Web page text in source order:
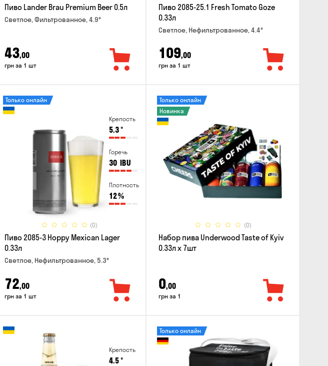
Пиво Lander Brau Premium Beer 0.5л
Светлое, Фильтрованное, 4.9°
43,00
грн за 1 шт
Пиво 2085-25.1 Fresh Tomato Goze
0.33л
Светлое, Нефильтрованное, 4.4°
109,00
грн за 1 шт
Крепость
5.3°
Горечь
30 IBU
Плотность
12%
(0)
Только онлайн
Пиво 2085-3 Hoppy Mexican Lager
0.33л
Светлое, Нефильтрованное, 5.3°
72,00
грн за 1 шт
(0)
Только онлайн
Новинка
Набор пива Underwood Taste of Kyiv
0.33л x 7шт
0,00
грн за 1
Крепость
4.5°
Только онлайн